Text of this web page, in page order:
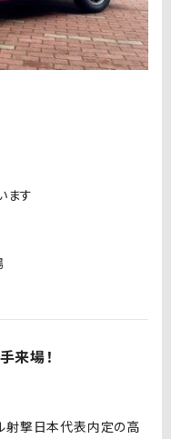
ます
来場！
射撃日本代表内定の高